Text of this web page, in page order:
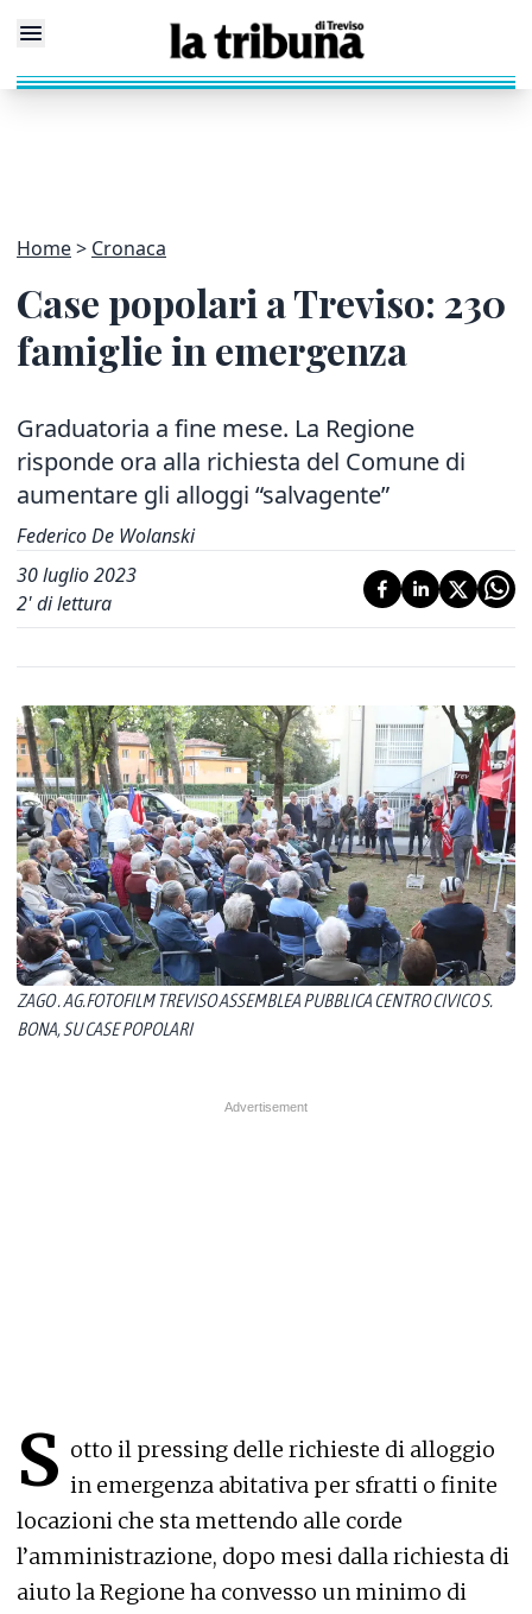
Home Cronaca
Case popolari a Treviso: 230
famiglie in emergenza
Graduatoria a fine mese. La Regione
risponde ora alla richiesta del Comune di
aumentare gli alloggi “salvagente”
Federico De Wolanski
30 luglio 2023
2' di lettura
ZAGO . AG.FOTOFILM TREVISO ASSEMBLEA PUBBLICA CENTRO CIVICO S.
BONA, SU CASE POPOLARI
S otto il pressing delle richieste di alloggio
in emergenza abitativa per sfratti o finite
locazioni che sta mettendo alle corde
l’amministrazione, dopo mesi dalla richiesta di
aiuto la Regione ha convesso un minimo di